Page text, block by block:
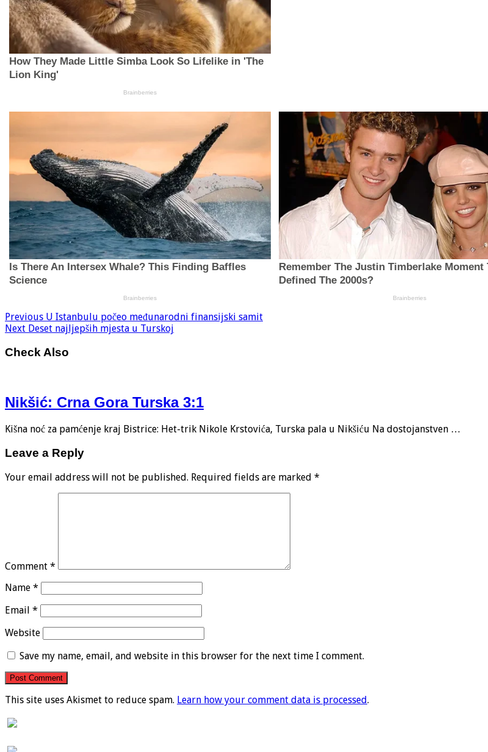
Previous U Istanbulu počeo međunarodni finansijski samit
Next Deset najljepših mjesta u Turskoj
Check Also
Nikšić: Crna Gora Turska 3:1
Kišna noć za pamćenje kraj Bistrice: Het-trik Nikole Krstovića, Turska pala u Nikšiću Na dostojanstven …
Leave a Reply
Your email address will not be published. Required fields are marked *
Comment *
Name *
Email *
Website
Save my name, email, and website in this browser for the next time I comment.
This site uses Akismet to reduce spam. Learn how your comment data is processed.